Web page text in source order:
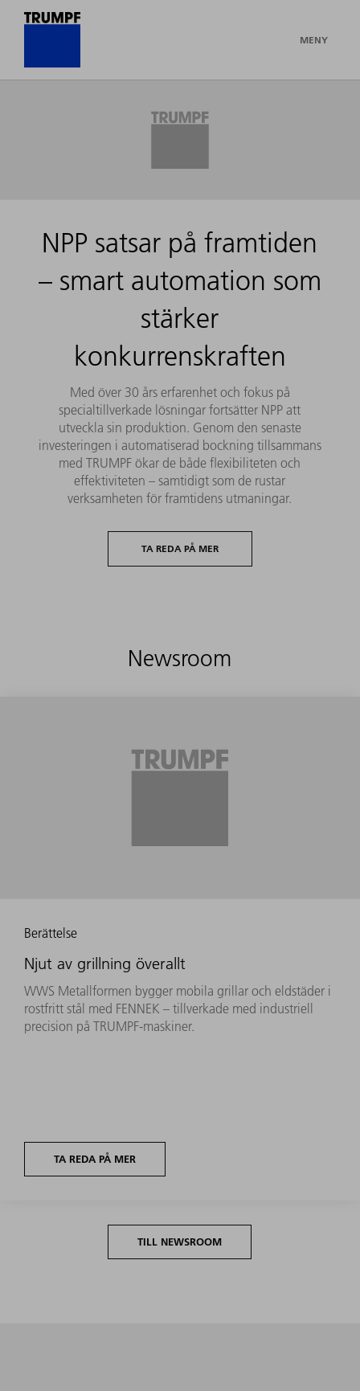
MENY
NPP satsar på framtiden
– smart automation som
stärker
konkurrenskraften
Med över 30 års erfarenhet och fokus på
specialtillverkade lösningar fortsätter NPP att
utveckla sin produktion. Genom den senaste
investeringen i automatiserad bockning tillsammans
med TRUMPF ökar de både flexibiliteten och
effektiviteten – samtidigt som de rustar
verksamheten för framtidens utmaningar.
TA REDA PÅ MER
Newsroom
Berättelse
Njut av grillning överallt
WWS Metallformen bygger mobila grillar och eldstäder i
rostfritt stål med FENNEK – tillverkade med industriell
precision på TRUMPF-maskiner.
TA REDA PÅ MER
TILL NEWSROOM